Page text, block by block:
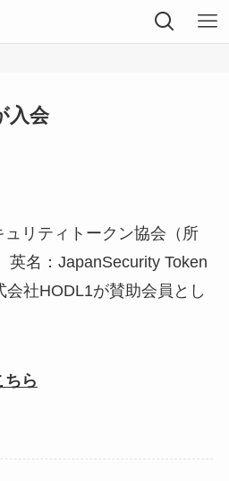
入会
リティトークン協会（所
英名：JapanSecurity Token
社HODL1が賛助会員とし
ちら